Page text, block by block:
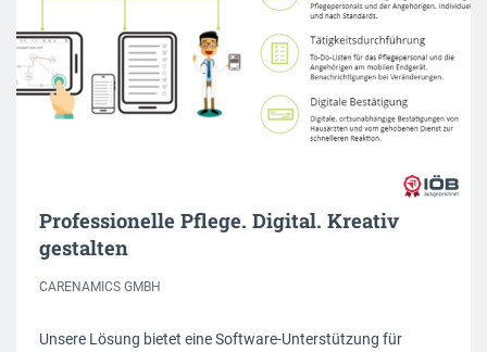
Professionelle Pflege. Digital. Kreativ
gestalten
CARENAMICS GMBH
Unsere Lösung bietet eine Software-Unterstützung für